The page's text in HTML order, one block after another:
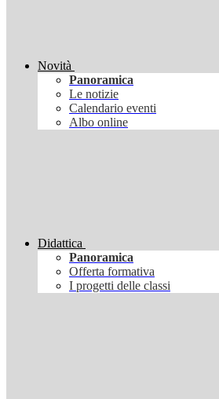
Novità
Panoramica
Le notizie
Calendario eventi
Albo online
Didattica
Panoramica
Offerta formativa
I progetti delle classi